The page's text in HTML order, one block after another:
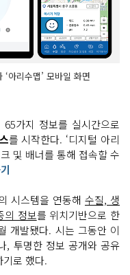
아리수맵’ 모바일 화면
가지 정보를 실시간으로
를 시작한다. ‘디지털 아리
및 배너를 통해 접속할 수
시스템을 연동해 수질, 생
의 정보를 위치기반으로 한
개발됐다. 시는 그동안 이
, 투명한 정보 공개와 공유
로 했다.